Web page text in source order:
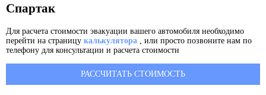
Спартак
Для расчета стоимости эвакуации вашего автомобиля необходимо
перейти на страницу калькулятора , или просто позвоните нам по
телефону для консультации и расчета стоимости
РАССЧИТАТЬ СТОИМОСТЬ